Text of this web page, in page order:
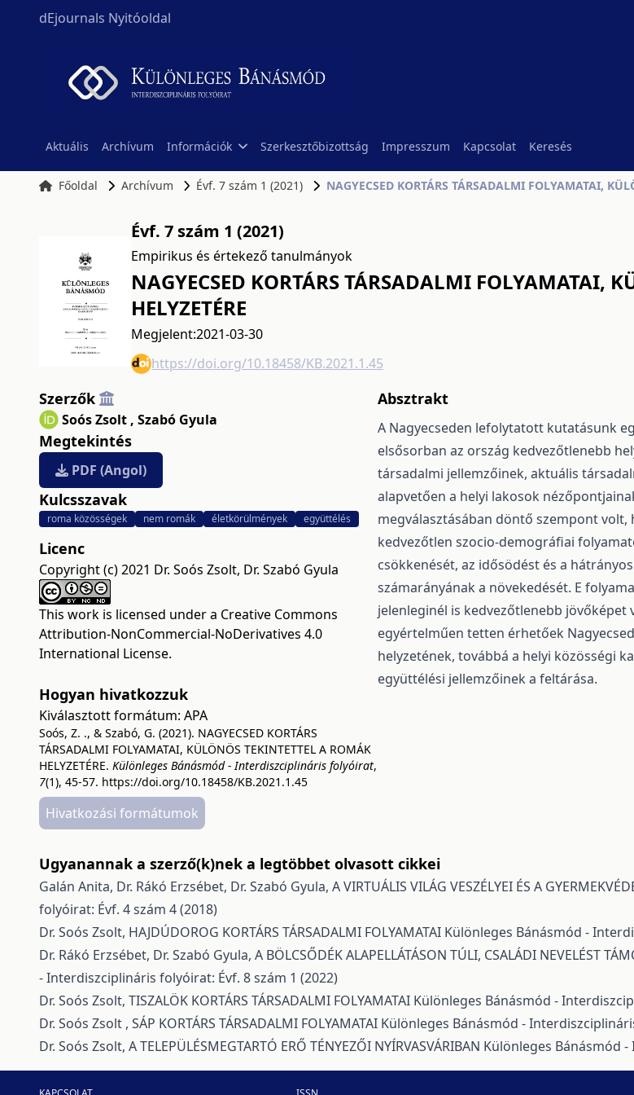
dEjournals Nyitóoldal
Aktuális Archívum Információk Szerkesztőbizottság Impresszum Kapcsolat Keresés
Főoldal Archívum Évf. 7 szám 1 (2021) NAGYECSED KORTÁRS TÁRSADALMI FOLYAMATAI,
Évf. 7 szám 1 (2021)
Empirikus és értekező tanulmányok
NAGYECSED KORTÁRS TÁRSADALMI FOLYAMATAI,
HELYZETÉRE
Megjelent:2021-03-30
https://doi.org/10.18458/KB.2021.1.45
Szerzők
Soós Zsolt , Szabó Gyula
Megtekintés
PDF (Angol)
Kulcsszavak
roma közösségek nem romák életkörülmények együttélés
Licenc
Copyright (c) 2021 Dr. Soós Zsolt, Dr. Szabó Gyula
This work is licensed under a Creative Commons
Attribution-NonCommercial-NoDerivatives 4.0
International License.
Hogyan hivatkozzuk
Kiválasztott formátum: APA
Soós, Z. ., & Szabó, G. (2021). NAGYECSED KORTÁRS
TÁRSADALMI FOLYAMATAI, KÜLÖNÖS TEKINTETTEL A ROMÁK
HELYZETÉRE. Különleges Bánásmód - Interdiszciplináris folyóirat,
7(1), 45-57. https://doi.org/10.18458/KB.2021.1.45
Hivatkozási formátumok
Absztrakt
A Nagyecseden lefolytatott kutatásunk
elsősorban az ország kedvezőtlenebb
társadalmi jellemzőinek, aktuális
alapvetően a helyi lakosok
megválasztásában döntő szempont
kedvezőtlen szocio-demográfiai
csökkenését, az idősödést és a
számarányának a növekedését. E
jelenleginél is kedvezőtlenebb
egyértelműen tetten érhetőek
helyzetének, továbbá a helyi közösségi
együttélési jellemzőinek a feltárása.
Ugyanannak a szerző(k)nek a legtöbbet olvasott cikkei
Galán Anita, Dr. Rákó Erzsébet, Dr. Szabó Gyula, A VIRTUÁLIS VILÁG VESZÉLYEI ÉS A
folyóirat: Évf. 4 szám 4 (2018)
Dr. Soós Zsolt, HAJDÚDOROG KORTÁRS TÁRSADALMI FOLYAMATAI Különleges Bánásmód -
Dr. Rákó Erzsébet, Dr. Szabó Gyula, A BÖLCSŐDÉK ALAPELLÁTÁSON TÚLI, CSALÁDI NEVELÉST
- Interdiszciplináris folyóirat: Évf. 8 szám 1 (2022)
Dr. Soós Zsolt, TISZALÖK KORTÁRS TÁRSADALMI FOLYAMATAI Különleges Bánásmód -
Dr. Soós Zsolt , SÁP KORTÁRS TÁRSADALMI FOLYAMATAI Különleges Bánásmód -
Dr. Soós Zsolt, A TELEPÜLÉSMEGTARTÓ ERŐ TÉNYEZŐI NYÍRVASVÁRIBAN Különleges Bánásmód